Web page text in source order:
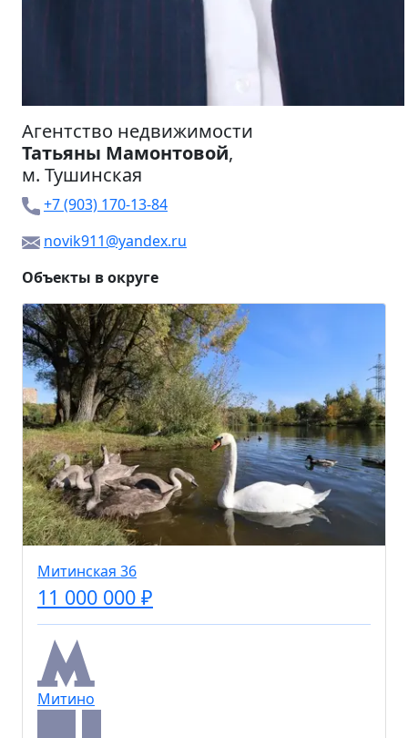
Агентство недвижимости
Татьяны Мамонтовой,
м. Тушинская
+7 (903) 170-13-84
novik911@yandex.ru
Объекты в округе
Митинская 36
11 000 000 ₽
Митино